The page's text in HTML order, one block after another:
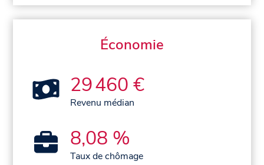
Économie
29 460 €
Revenu médian
8,08 %
Taux de chômage